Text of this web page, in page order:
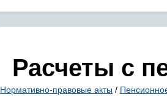
Расчеты с
Нормативно-правовые акты /